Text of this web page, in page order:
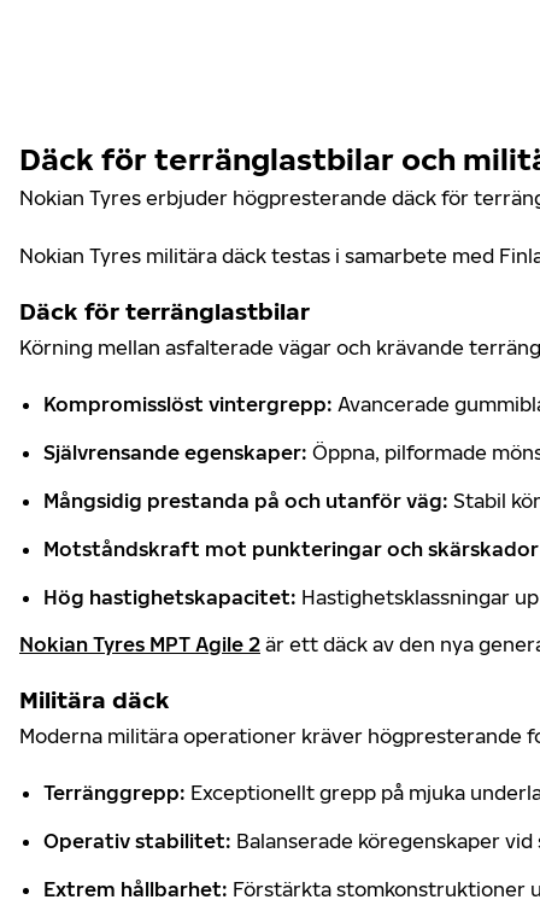
Däck för terränglastbilar och
Nokian Tyres erbjuder högpresterande däck för
Nokian Tyres militära däck testas i samarbete med
Däck för terränglastbilar
Körning mellan asfalterade vägar och krävande
Kompromisslöst vintergrepp: Avancerade
Självrensande egenskaper: Öppna, pilformade
Mångsidig prestanda på och utanför väg: Stabil
Motståndskraft mot punkteringar och
Hög hastighetskapacitet: Hastighetsklassningar
Nokian Tyres MPT Agile 2 är ett däck av den nya
Militära däck
Moderna militära operationer kräver högpresterande
Terränggrepp: Exceptionellt grepp på mjuka
Operativ stabilitet: Balanserade köregenskaper
Extrem hållbarhet: Förstärkta stomkonstruktioner